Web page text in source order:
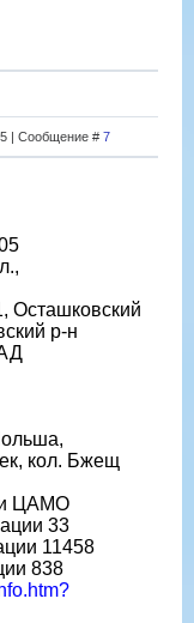
| Сообщение # 7
Осташковский
р-н
кол. Бжещ
ЦАМО
33
11458
838